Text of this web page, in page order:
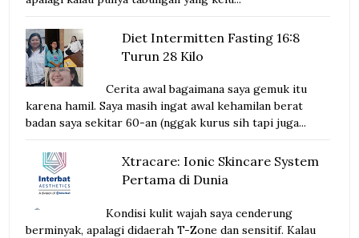
Diet Intermitten Fasting 16:8
Turun 28 Kilo
Cerita awal bagaimana saya gemuk itu
karena hamil. Saya masih ingat awal kehamilan berat
badan saya sekitar 60-an (nggak kurus sih tapi juga...
Xtracare: Ionic Skincare System
Pertama di Dunia
Kondisi kulit wajah saya cenderung
berminyak, apalagi didaerah T-Zone dan sensitif. Kalau